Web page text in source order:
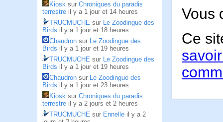
Kiosk sur Chroniques du paradis
terrestre il y a 1 jour et 14 heures
TRUCMUCHE sur Le Zoodingue des
Birds il y a 1 jour et 18 heures
Chaudron sur Le Zoodingue des
Birds il y a 1 jour et 19 heures
TRUCMUCHE sur Le Zoodingue des
Birds il y a 1 jour et 19 heures
Chaudron sur Le Zoodingue des
Birds il y a 1 jour et 23 heures
Kiosk sur Chroniques du paradis
terrestre il y a 2 jours et 2 heures
TRUCMUCHE sur Ennelle il y a 2
Vous
Ce